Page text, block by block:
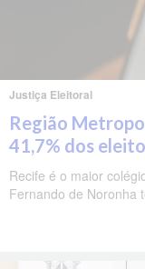
Justiça Eleitoral
Região
41,7% dos
Recife é o maior
Fernando de Noronha